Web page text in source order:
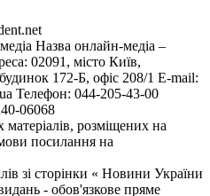
Назва онлайн-медіа –
02091, місто Київ,
172-Б, офіс 208/1 E-mail:
Телефон: 044-205-43-00
06068
розміщених на
посилання на
зі сторінки « Новини України
- обов'язкове пряме